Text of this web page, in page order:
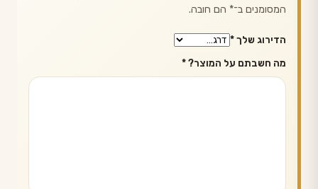
המסומנים ב־* הם חובה.
הדירוג שלך*
מה חשבתם על המוצר?*